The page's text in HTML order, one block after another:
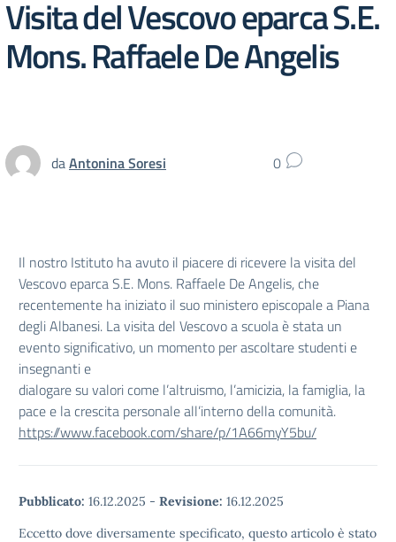
Visita del Vescovo eparca S.E.
Mons. Raffaele De Angelis
daAntonina Soresi 0
Il nostro Istituto ha avuto il piacere di ricevere la visita del
Vescovo eparca S.E. Mons. Raffaele De Angelis, che
recentemente ha iniziato il suo ministero episcopale a Piana
degli Albanesi. La visita del Vescovo a scuola è stata un
evento significativo, un momento per ascoltare studenti e
insegnanti e
dialogare su valori come l’altruismo, l’amicizia, la famiglia, la
pace e la crescita personale all’interno della comunità.
https://www.facebook.com/share/p/1A66myY5bu/
Pubblicato: 16.12.2025 - Revisione: 16.12.2025
Eccetto dove diversamente specificato, questo articolo è stato